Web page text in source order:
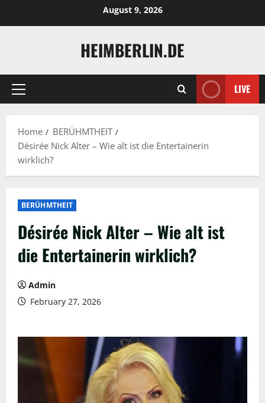
August 9, 2026
HEIMBERLIN.DE
Primary
LIVE
Home
BERÜHMTHEIT
Désirée Nick Alter – Wie alt ist die Entertainerin
wirklich?
BERÜHMTHEIT
Désirée Nick Alter – Wie alt ist
die Entertainerin wirklich?
Admin
February 27, 2026